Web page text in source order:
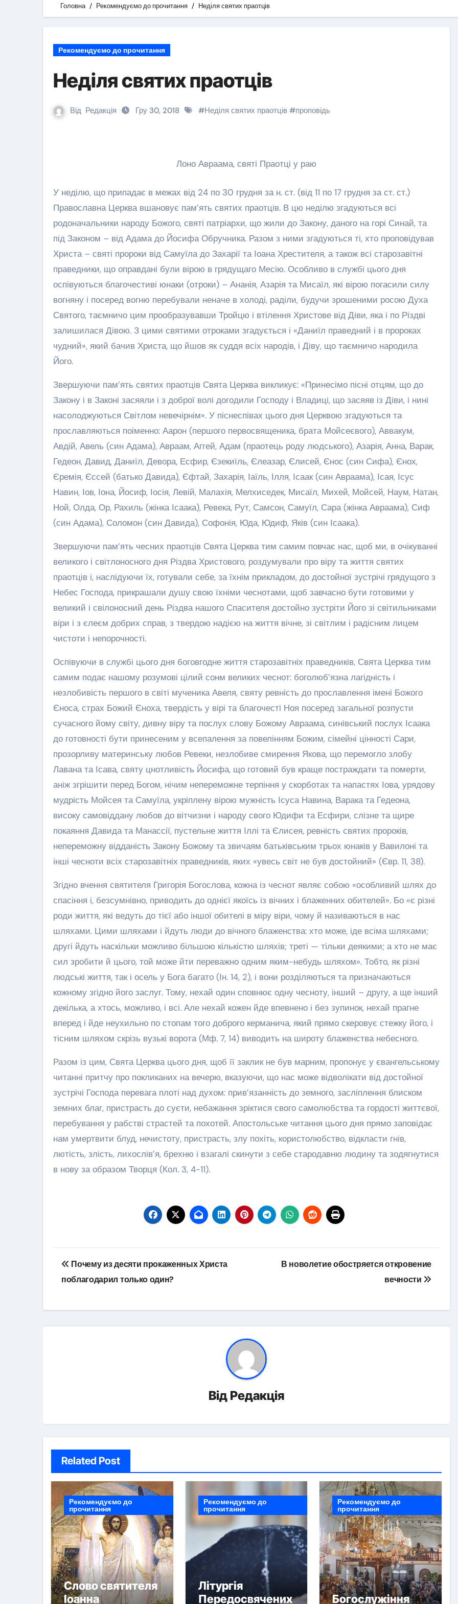
Головна Рекомендуємо до прочитання Неділя святих праотців
Рекомендуємо до прочитання
Неділя святих праотців
Від Редакція Гру 30, 2018 #Неділя святих праотців #проповідь
Лоно Авраама, святі Праотці у раю
У неділю, що припадає в межах від 24 по 30 грудня за н. ст. (від 11 по 17 грудня за ст. ст.)
Православна Церква вшановує пам’ять святих праотців. В цю неділю згадуються всі
родоначальники народу Божого, святі патріархи, що жили до Закону, даного на горі Синай, та
під Законом – від Адама до Йосифа Обручника. Разом з ними згадуються ті, хто проповідував
Христа – святі пророки від Самуїла до Захарії та Іоана Хрестителя, а також всі старозавітні
праведники, що оправдані були вірою в грядущаго Месію. Особливо в службі цього дня
оспівуються благочестиві юнаки (отроки) – Ананія, Азарія та Мисаїл, які вірою погасили силу
вогняну і посеред вогню перебували неначе в холоді, раділи, будучи зрошеними росою Духа
Святого, таємничо цим прообразувавши Тройцю і втілення Христове від Діви, яка і по Різдві
залишилася Дівою. З цими святими отроками згадується і «Даниїл праведний і в пророках
чудний», який бачив Христа, що йшов як суддя всіх народів, і Діву, що таємничо народила
Його.
Звершуючи пам’ять святих праотців Свята Церква викликує: «Принесімо пісні отцям, що до
Закону і в Законі засяяли і з доброї волі догодили Господу і Владиці, що засяяв із Діви, і нині
насолоджуються Світлом невечірнім». У піснеспівах цього дня Церквою згадуються та
прославляються поіменно: Аарон (першого первосвященика, брата Мойсеєвого), Аввакум,
Авдій, Авель (син Адама), Авраам, Аггей, Адам (праотець роду людського), Азарія, Анна, Варак,
Гедеон, Давид, Даниїл, Девора, Есфир, Єзекиїль, Єлеазар, Єлисей, Єнос (син Сифа), Єнох,
Єремія, Єссей (батько Давида), Єфтай, Захарія, Іаїль, Ілля, Ісаак (син Авраама), Ісая, Ісус
Навин, Іов, Іона, Йосиф, Іосія, Левій, Малахія, Мелхиседек, Мисаїл, Михей, Мойсей, Наум, Натан,
Ной, Олда, Ор, Рахиль (жінка Ісаака), Ревека, Рут, Самсон, Самуїл, Сара (жінка Авраама), Сиф
(син Адама), Соломон (син Давида), Софонія, Юда, Юдиф, Яків (син Ісаака).
Звершуючи пам’ять чесних праотців Свята Церква тим самим повчає нас, щоб ми, в очікуванні
великого і світлоносного дня Різдва Христового, роздумували про віру та життя святих
праотців і, наслідуючи їх, готували себе, за їхнім прикладом, до достойної зустрічі грядущого з
Небес Господа, прикрашали душу свою їхніми чеснотами, щоб завчасно бути готовими у
великий і свілоносний день Різдва нашого Спасителя достойно зустріти Його зі світильниками
віри і з єлеєм добрих справ, з твердою надією на життя вічне, зі світлим і радісним лицем
чистоти і непорочності.
Оспівуючи в службі цього дня боговгодне життя старозавітніх праведників, Свята Церква тим
самим подає нашому розумові цілий сонм великих чеснот: боголюб’язна лагідність і
незлобивість першого в світі мученика Авеля, святу ревність до прославлення імені Божого
Єноса, страх Божий Єноха, твердість у вірі та благочесті Ноя посеред загальної розпусти
сучасного йому світу, дивну віру та послух слову Божому Авраама, синівський послух Ісаака
до готовності бути принесеним у всепалення за повелінням Божим, сімейні цінності Сари,
прозорливу материнську любов Ревеки, незлобиве смирення Якова, що перемогло злобу
Лавана та Ісава, святу цнотливість Йосифа, що готовий був краще постраждати та померти,
аніж згрішити перед Богом, нічим непереможне терпіння у скорботах та напастях Іова, урядову
мудрість Мойсея та Самуїла, укріплену вірою мужність Ісуса Навина, Варака та Гедеона,
високу самовіддану любов до вітчизни і народу свого Юдифи та Есфири, слізне та щире
покаяння Давида та Манассії, пустельне життя Іллі та Єлисея, ревність святих пророків,
непереможну відданість Закону Божому та звичаям батьківським трьох юнаків у Вавилоні та
інші чесноти всіх старозавітніх праведників, яких «увесь світ не був достойний» (Євр. 11, 38).
Згідно вчення святителя Григорія Богослова, кожна із чеснот являє собою «особливий шлях до
спасіння і, безсумнівно, приводить до однієї якоїсь із вічних і блаженних обителей». Бо «є різні
роди життя, які ведуть до тієї або іншої обителі в міру віри, чому й називаються в нас
шляхами. Цими шляхами і йдуть люди до вічного блаженства: хто може, іде всіма шляхами;
другі йдуть наскільки можливо більшою кількістю шляхів; треті — тільки деякими; а хто не має
сил зробити й цього, той може йти переважно одним яким-небудь шляхом». Тобто, як різні
людські життя, так і осель у Бога багато (Ін. 14, 2), і вони розділяються та призначаються
кожному згідно його заслуг. Тому, нехай один сповнює одну чесноту, інший – другу, а ще інший
декілька, а хтось, можливо, і всі. Але нехай кожен йде впевнено і без зупинок, нехай прагне
вперед і йде неухильно по стопам того доброго керманича, який прямо скеровує стежку його, і
тісним шляхом скрізь вузькі ворота (Мф. 7, 14) виводить на широту блаженства небесного.
Разом із цим, Свята Церква цього дня, щоб її заклик не був марним, пропонує у євангельському
читанні притчу про покликаних на вечерю, вказуючи, що нас може відволікати від достойної
зустрічі Господа перевага плоті над духом: прив’язанність до земного, засліплення блиском
земних благ, пристрасть до суєти, небажання зріктися свого самолюбства та гордості життєвої,
перебування у рабстві страстей та похотей. Апостольське читання цього дня прямо заповідає
нам умертвити блуд, нечистоту, пристрасть, злу похіть, користолюбство, відкласти гнів,
лютість, злість, лихослів’я, брехню і взагалі скинути з себе стародавню людину та зодягнутися
в нову за образом Творця (Кол. 3, 4-11).
Навігація
записів
Почему из десяти прокаженных Христа
поблагодарил только один?
В новолетие обостряется откровение
вечности
Від Редакція
Related Post
Рекомендуємо до
прочитання
Слово святителя
Іоанна
Рекомендуємо до
прочитання
Літургія
Передосвячених
Рекомендуємо до
прочитання
Богослужіння